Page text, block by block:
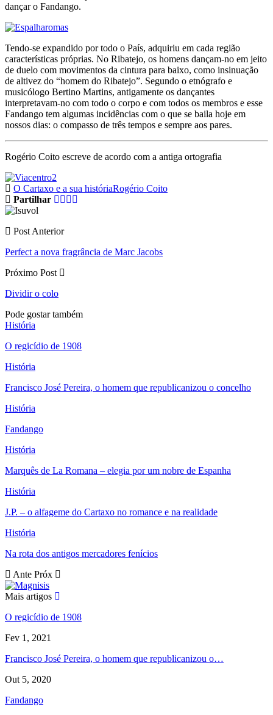
dançar o Fandango.
Tendo-se expandido por todo o País, adquiriu em cada região
características próprias. No Ribatejo, os homens dançam-no em jeito
de duelo com movimentos da cintura para baixo, como insinuação
de altivez do “homem do Ribatejo”. Segundo o etnógrafo e
musicólogo Bertino Martins, antigamente os dançantes
interpretavam-no com todo o corpo e com todos os membros e esse
Fandango tem algumas incidências com o que se baila hoje em
nossos dias: o compasso de três tempos e sempre aos pares.
Rogério Coito escreve de acordo com a antiga ortografia
O Cartaxo e a sua históriaRogério Coito
Partilhar
Post Anterior
Perfect a nova fragrância de Marc Jacobs
Próximo Post
Dividir o colo
Pode gostar também
História
O regicídio de 1908
História
Francisco José Pereira, o homem que republicanizou o concelho
História
Fandango
História
Marquês de La Romana – elegia por um nobre de Espanha
História
J.P. – o alfageme do Cartaxo no romance e na realidade
História
Na rota dos antigos mercadores fenícios
Ante Próx
Mais artigos
O regicídio de 1908
Fev 1, 2021
Francisco José Pereira, o homem que republicanizou o…
Out 5, 2020
Fandango